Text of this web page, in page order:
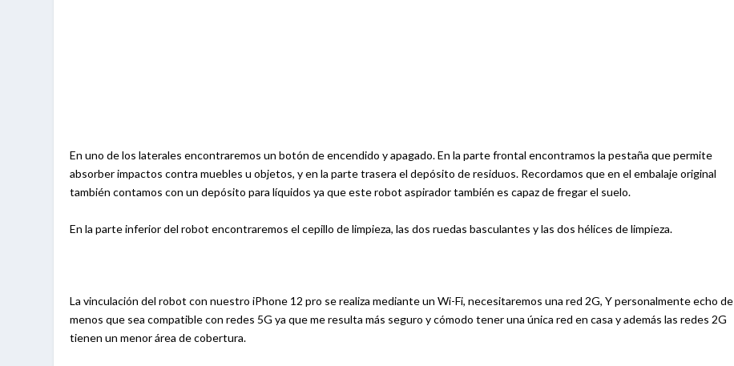
En uno de los laterales encontraremos un botón de encendido y apagado. En la parte frontal encontramos la pestaña que permite
absorber impactos contra muebles u objetos, y en la parte trasera el depósito de residuos. Recordamos que en el embalaje original
también contamos con un depósito para líquidos ya que este robot aspirador también es capaz de fregar el suelo.
En la parte inferior del robot encontraremos el cepillo de limpieza, las dos ruedas basculantes y las dos hélices de limpieza.
La vinculación del robot con nuestro iPhone 12 pro se realiza mediante un Wi-Fi, necesitaremos una red 2G, Y personalmente echo de
menos que sea compatible con redes 5G ya que me resulta más seguro y cómodo tener una única red en casa y además las redes 2G
tienen un menor área de cobertura.